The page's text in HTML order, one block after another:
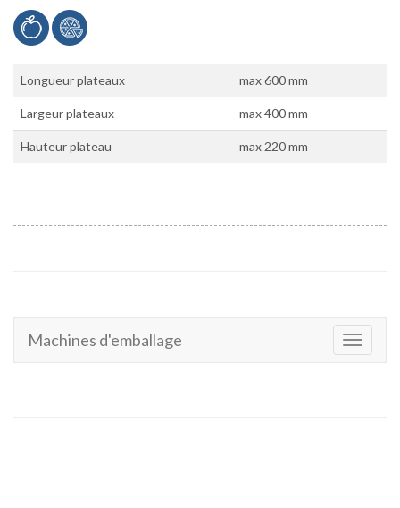
Longueur plateaux max 600 mm
Largeur plateaux max 400 mm
Hauteur plateau max 220 mm
Toggle
Machines d'emballage